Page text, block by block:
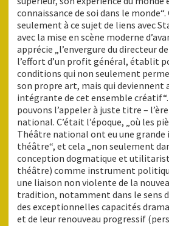
connaissance de soi dans le
seulement à ce sujet de liens avec
avec la mise en scène moderne
apprécie „l’envergure du directeur
l’effort d’un profit général, établit
conditions qui non seulement
son propre art, mais qui deviennent
intégrante de cet ensemble
pouvons l’appeler à juste titre –
national. C’était l’époque, „où les
Théâtre national ont eu une
théâtre“, et cela „non seulement
conception dogmatique et
théâtre) comme instrument
une liaison non violente de la
tradition, notamment dans le sens
des exceptionnelles capacités
et de leur renouveau progressif